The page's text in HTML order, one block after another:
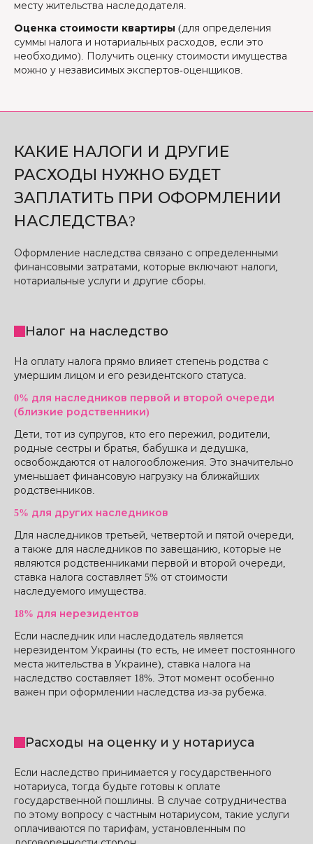
месту жительства наследодателя.
Оценка стоимости квартиры (для определения
суммы налога и нотариальных расходов, если это
необходимо). Получить оценку стоимости имущества
можно у независимых экспертов-оценщиков.
КАКИЕ НАЛОГИ И ДРУГИЕ
РАСХОДЫ НУЖНО БУДЕТ
ЗАПЛАТИТЬ ПРИ ОФОРМЛЕНИИ
НАСЛЕДСТВА?
Оформление наследства связано с определенными
финансовыми затратами, которые включают налоги,
нотариальные услуги и другие сборы.
Налог на наследство
На оплату налога прямо влияет степень родства с
умершим лицом и его резидентского статуса.
0% для наследников первой и второй очереди
(близкие родственники)
Дети, тот из супругов, кто его пережил, родители,
родные сестры и братья, бабушка и дедушка,
освобождаются от налогообложения. Это значительно
уменьшает финансовую нагрузку на ближайших
родственников.
5% для других наследников
Для наследников третьей, четвертой и пятой очереди,
а также для наследников по завещанию, которые не
являются родственниками первой и второй очереди,
ставка налога составляет 5% от стоимости
наследуемого имущества.
18% для нерезидентов
Если наследник или наследодатель является
нерезидентом Украины (то есть, не имеет постоянного
места жительства в Украине), ставка налога на
наследство составляет 18%. Этот момент особенно
важен при оформлении наследства из-за рубежа.
Расходы на оценку и у нотариуса
Если наследство принимается у государственного
нотариуса, тогда будьте готовы к оплате
государственной пошлины. В случае сотрудничества
по этому вопросу с частным нотариусом, такие услуги
оплачиваются по тарифам, установленным по